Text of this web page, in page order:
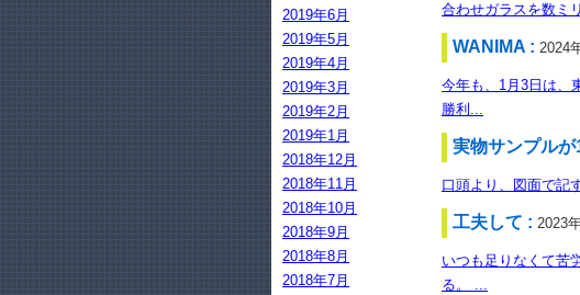
合わせガラスを数ミ
WANIMA : 2024
今年も、1月3日は、
勝利...
実物サンプルが
口頭より、図面で記
工夫して : 2023
いつも足りなくて苦
る。 ...
2019年6月
2019年5月
2019年4月
2019年3月
2019年2月
2019年1月
2018年12月
2018年11月
2018年10月
2018年9月
2018年8月
2018年7月